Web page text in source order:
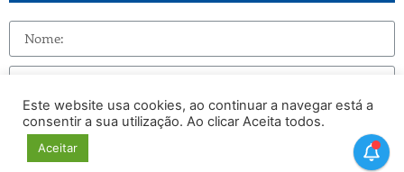
Enviar
Este website usa cookies, ao continuar a navegar está a
consentir a sua utilização. Ao clicar Aceita todos.
Aceitar